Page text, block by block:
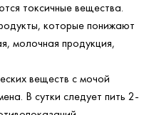
токсичные вещества.
которые понижают
молочная продукция,
веществ с мочой
В сутки следует пить 2-